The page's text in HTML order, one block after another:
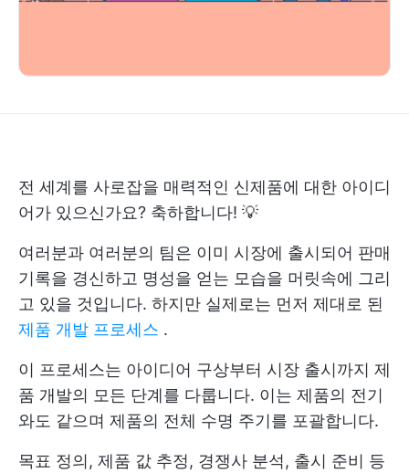
전 세계를 사로잡을 매력적인 신제품에 대한 아이디
어가 있으신가요? 축하합니다! 💡
여러분과 여러분의 팀은 이미 시장에 출시되어 판매
기록을 경신하고 명성을 얻는 모습을 머릿속에 그리
고 있을 것입니다. 하지만 실제로는 먼저 제대로 된
제품 개발 프로세스 .
이 프로세스는 아이디어 구상부터 시장 출시까지 제
품 개발의 모든 단계를 다룹니다. 이는 제품의 전기
와도 같으며 제품의 전체 수명 주기를 포괄합니다.
목표 정의, 제품 값 추정, 경쟁사 분석, 출시 준비 등